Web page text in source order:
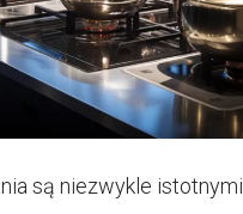
są niezwykle istotnymi